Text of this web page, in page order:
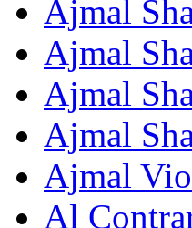
Ajmal
Ajmal
Ajmal
Ajmal
Ajmal
Al